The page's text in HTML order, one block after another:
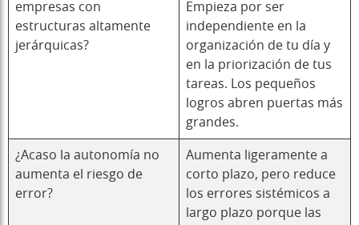
empresas con
estructuras altamente
jerárquicas?
Empieza por ser
independiente en la
organización de tu día y
en la priorización de tus
tareas. Los pequeños
logros abren puertas más
grandes.
¿Acaso la autonomía no
aumenta el riesgo de
error?
Aumenta ligeramente a
corto plazo, pero reduce
los errores sistémicos a
largo plazo porque las